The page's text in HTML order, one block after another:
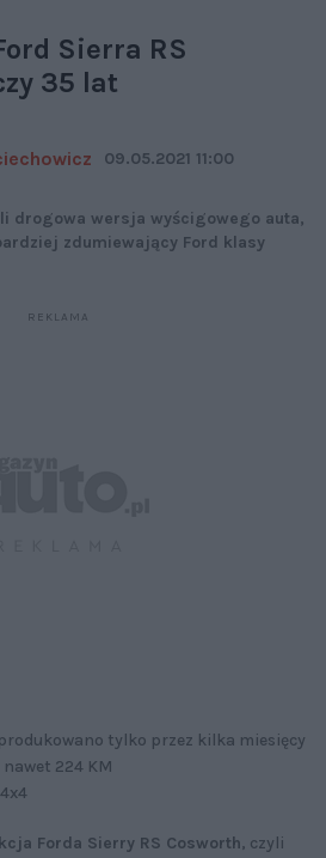
Sierra RS
35 lat
09.05.2021 11:00
drogowa wersja wyścigowego auta,
zdumiewający Ford klasy
tylko przez kilka miesięcy
224 KM
Forda Sierry RS Cosworth, czyli